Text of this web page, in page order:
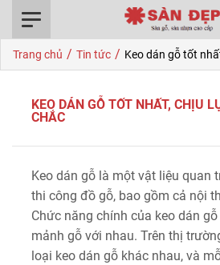
Trang chủ / Tin tức / Keo dán gỗ tốt
KEO DÁN GỖ TỐT NHẤT, CHỊU
CHẮC
Keo dán gỗ là một vật liệu quan
thi công đồ gỗ, bao gồm cả nội
Chức năng chính của keo dán
mảnh gỗ với nhau. Trên thị
loại keo dán gỗ khác nhau, và